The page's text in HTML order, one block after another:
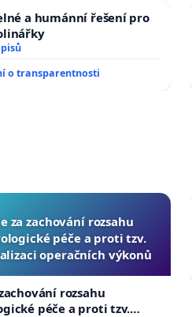
a humánní řešení pro
o transparentnosti
za zachování rozsahu
péče a proti tzv.
operačních výkonů
rozsahu
péče a proti tzv.